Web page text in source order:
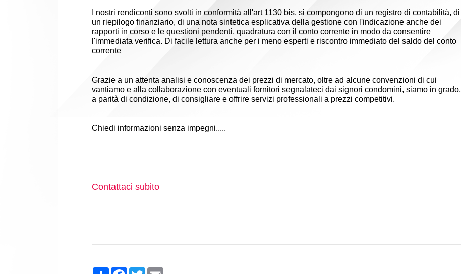
I nostri rendiconti sono svolti in conformità all'art 1130 bis, si compongono di un registro di contabilità, di
un riepilogo finanziario, di una nota sintetica esplicativa della gestione con l'indicazione anche dei
rapporti in corso e le questioni pendenti, quadratura con il conto corrente in modo da consentire
l'immediata verifica. Di facile lettura anche per i meno esperti e riscontro immediato del saldo del conto
corrente
Grazie a un attenta analisi e conoscenza dei prezzi di mercato, oltre ad alcune convenzioni di cui
vantiamo e alla collaborazione con eventuali fornitori segnalateci dai signori condomini, siamo in grado,
a parità di condizione, di consigliare e offrire servizi professionali a prezzi competitivi.
Chiedi informazioni senza impegni.....
Contattaci subito
Share FacebookTwitter